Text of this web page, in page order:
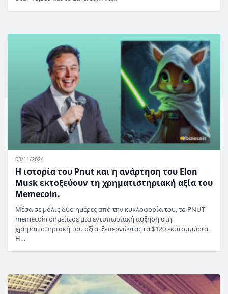
03/11/2024
Η ιστορία του Pnut και η ανάρτηση του Elon
Musk εκτοξεύουν τη χρηματιστηριακή αξία του
Memecoin.
Μέσα σε μόλις δύο ημέρες από την κυκλοφορία του, το PNUT
memecoin σημείωσε μια εντυπωσιακή αύξηση στη
χρηματιστηριακή του αξία, ξεπερνώντας τα $120 εκατομμύρια.
Η…